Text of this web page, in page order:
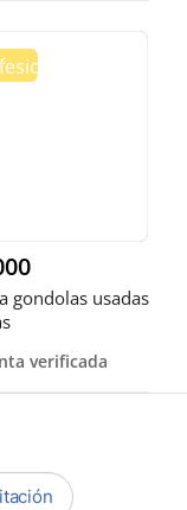
gondolas usadas
verificada